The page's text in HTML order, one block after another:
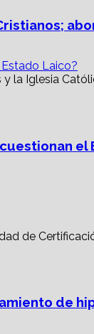
Laico?
el
de